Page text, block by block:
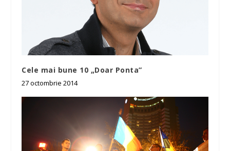
Cele mai bune 10 „Doar Ponta”
27 octombrie 2014